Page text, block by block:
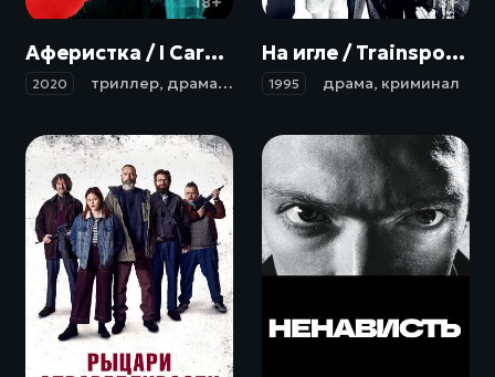
Аферистка / I Care a Lot (2020)
2020 триллер, драма,комедия, криминал
На игле / Trainspotting (1995)
1995 драма, криминал